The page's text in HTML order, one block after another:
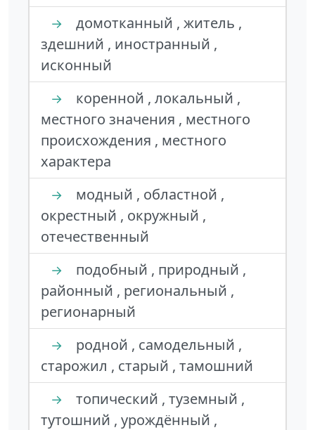
→
домотканный , житель ,
здешний , иностранный ,
исконный
→
коренной , локальный ,
местного значения , местного
происхождения , местного
характера
→
модный , областной ,
окрестный , окружный ,
отечественный
→
подобный , природный ,
районный , региональный ,
регионарный
→
родной , самодельный ,
старожил , старый , тамошний
→
топический , туземный ,
тутошний , урождённый ,